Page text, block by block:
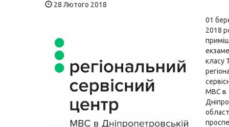
28 Лютого 2018
01
2018
класу
МВС в